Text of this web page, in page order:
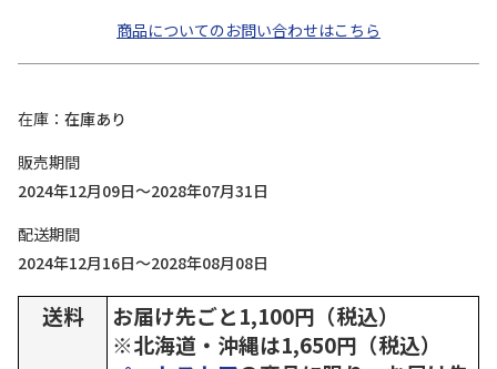
商品についてのお問い合わせはこちら
在庫
在庫あり
販売期間
2024年12月09日～2028年07月31日
配送期間
2024年12月16日～2028年08月08日
送料
お届け先ごと1,100円（税込）
※北海道・沖縄は1,650円（税込）